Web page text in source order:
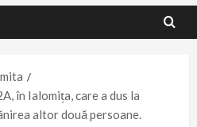
în Ialomița, care a dus la
altor două persoane.